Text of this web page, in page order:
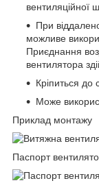
вентиляційної
При
можливе
Приєднання
вентилятора
Кріпиться до
Може
Приклад монтажу
Паспорт